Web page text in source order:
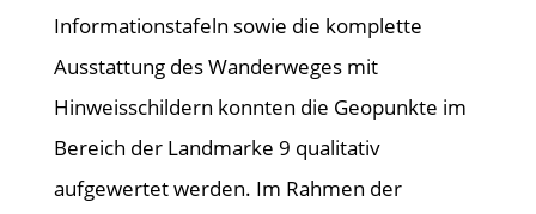
Informationstafeln sowie die komplette
Ausstattung des Wanderweges mit
Hinweisschildern konnten die Geopunkte im
Bereich der Landmarke 9 qualitativ
aufgewertet werden. Im Rahmen der